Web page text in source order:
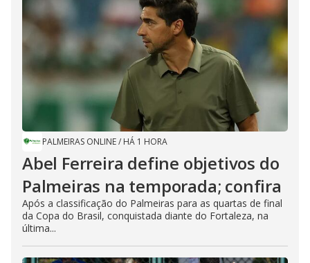
PALMEIRAS ONLINE/ HÁ 1 HORA
Abel Ferreira define objetivos do
Palmeiras na temporada; confira
Após a classificação do Palmeiras para as quartas de final
da Copa do Brasil, conquistada diante do Fortaleza, na
última...